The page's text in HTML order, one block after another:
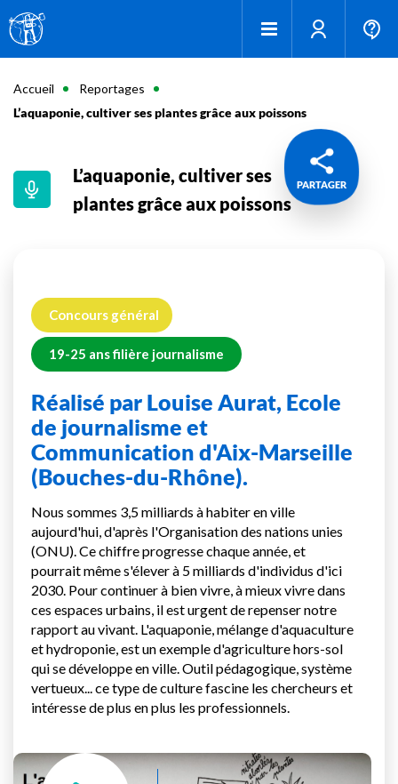
Accueil
Reportages
L’aquaponie, cultiver ses plantes grâce aux poissons
PARTAGER
L’aquaponie, cultiver ses
plantes grâce aux poissons
Concours général
19-25 ans filière journalisme
Réalisé par Louise Aurat, Ecole
de journalisme et
Communication d'Aix-Marseille
(Bouches-du-Rhône).
Nous sommes 3,5 milliards à habiter en ville
aujourd'hui, d'après l'Organisation des nations unies
(ONU). Ce chiffre progresse chaque année, et
pourrait même s'élever à 5 milliards d'individus d'ici
2030. Pour continuer à bien vivre, à mieux vivre dans
ces espaces urbains, il est urgent de repenser notre
rapport au vivant. L'aquaponie, mélange d'aquaculture
et hydroponie, est un exemple d'agriculture hors-sol
qui se développe en ville. Outil pédagogique, système
vertueux... ce type de culture fascine les chercheurs et
intéresse de plus en plus les professionnels.